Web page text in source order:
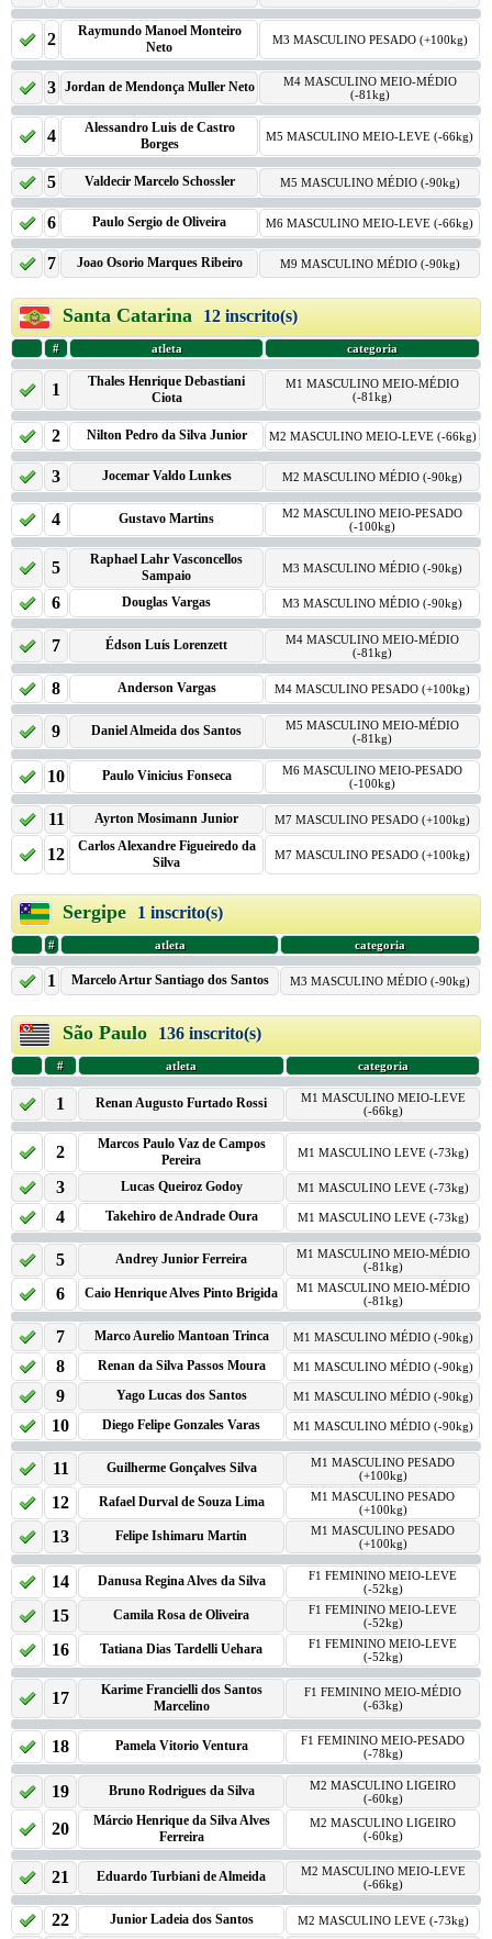
2
Raymundo Manoel Monteiro
Neto
M3 MASCULINO PESADO (+100kg)
3 Jordan de Mendonça Muller Neto
M4 MASCULINO MEIO-MÉDIO
(-81kg)
4
Alessandro Luis de Castro
Borges
M5 MASCULINO MEIO-LEVE (-66kg)
5 Valdecir Marcelo Schossler M5 MASCULINO MÉDIO (-90kg)
6 Paulo Sergio de Oliveira M6 MASCULINO MEIO-LEVE (-66kg)
7 Joao Osorio Marques Ribeiro M9 MASCULINO MÉDIO (-90kg)
Santa Catarina 12 inscrito(s)
# atleta categoria
1
Thales Henrique Debastiani
Ciota
M1 MASCULINO MEIO-MÉDIO
(-81kg)
2 Nilton Pedro da Silva Junior M2 MASCULINO MEIO-LEVE (-66kg)
3 Jocemar Valdo Lunkes M2 MASCULINO MÉDIO (-90kg)
4 Gustavo Martins
M2 MASCULINO MEIO-PESADO
(-100kg)
5
Raphael Lahr Vasconcellos
Sampaio
M3 MASCULINO MÉDIO (-90kg)
6 Douglas Vargas M3 MASCULINO MÉDIO (-90kg)
7 Édson Luís Lorenzett
M4 MASCULINO MEIO-MÉDIO
(-81kg)
8 Anderson Vargas M4 MASCULINO PESADO (+100kg)
9 Daniel Almeida dos Santos
M5 MASCULINO MEIO-MÉDIO
(-81kg)
10 Paulo Vinicius Fonseca
M6 MASCULINO MEIO-PESADO
(-100kg)
11 Ayrton Mosimann Junior M7 MASCULINO PESADO (+100kg)
12
Carlos Alexandre Figueiredo da
Silva
M7 MASCULINO PESADO (+100kg)
Sergipe 1 inscrito(s)
# atleta categoria
1 Marcelo Artur Santiago dos Santos M3 MASCULINO MÉDIO (-90kg)
São Paulo 136 inscrito(s)
# atleta categoria
1 Renan Augusto Furtado Rossi
M1 MASCULINO MEIO-LEVE
(-66kg)
2
Marcos Paulo Vaz de Campos
Pereira
M1 MASCULINO LEVE (-73kg)
3 Lucas Queiroz Godoy M1 MASCULINO LEVE (-73kg)
4 Takehiro de Andrade Oura M1 MASCULINO LEVE (-73kg)
5 Andrey Junior Ferreira
M1 MASCULINO MEIO-MÉDIO
(-81kg)
6 Caio Henrique Alves Pinto Brigida
M1 MASCULINO MEIO-MÉDIO
(-81kg)
7 Marco Aurelio Mantoan Trinca M1 MASCULINO MÉDIO (-90kg)
8 Renan da Silva Passos Moura M1 MASCULINO MÉDIO (-90kg)
9 Yago Lucas dos Santos M1 MASCULINO MÉDIO (-90kg)
10 Diego Felipe Gonzales Varas M1 MASCULINO MÉDIO (-90kg)
11 Guilherme Gonçalves Silva
M1 MASCULINO PESADO
(+100kg)
12 Rafael Durval de Souza Lima
M1 MASCULINO PESADO
(+100kg)
13 Felipe Ishimaru Martin
M1 MASCULINO PESADO
(+100kg)
14 Danusa Regina Alves da Silva
F1 FEMININO MEIO-LEVE
(-52kg)
15 Camila Rosa de Oliveira
F1 FEMININO MEIO-LEVE
(-52kg)
16 Tatiana Dias Tardelli Uehara
F1 FEMININO MEIO-LEVE
(-52kg)
17
Karime Francielli dos Santos
Marcelino
F1 FEMININO MEIO-MÉDIO
(-63kg)
18 Pamela Vitorio Ventura
F1 FEMININO MEIO-PESADO
(-78kg)
19 Bruno Rodrigues da Silva
M2 MASCULINO LIGEIRO
(-60kg)
20
Márcio Henrique da Silva Alves
Ferreira
M2 MASCULINO LIGEIRO
(-60kg)
21 Eduardo Turbiani de Almeida
M2 MASCULINO MEIO-LEVE
(-66kg)
22 Junior Ladeia dos Santos M2 MASCULINO LEVE (-73kg)